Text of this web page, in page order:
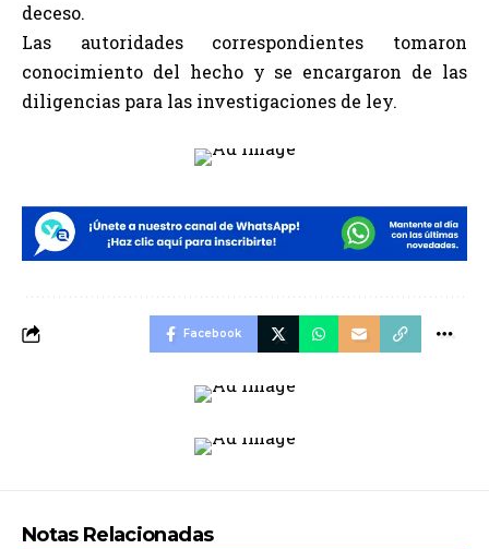
deceso.
Las autoridades correspondientes tomaron
conocimiento del hecho y se encargaron de las
diligencias para las investigaciones de ley.
Facebook
Notas Relacionadas